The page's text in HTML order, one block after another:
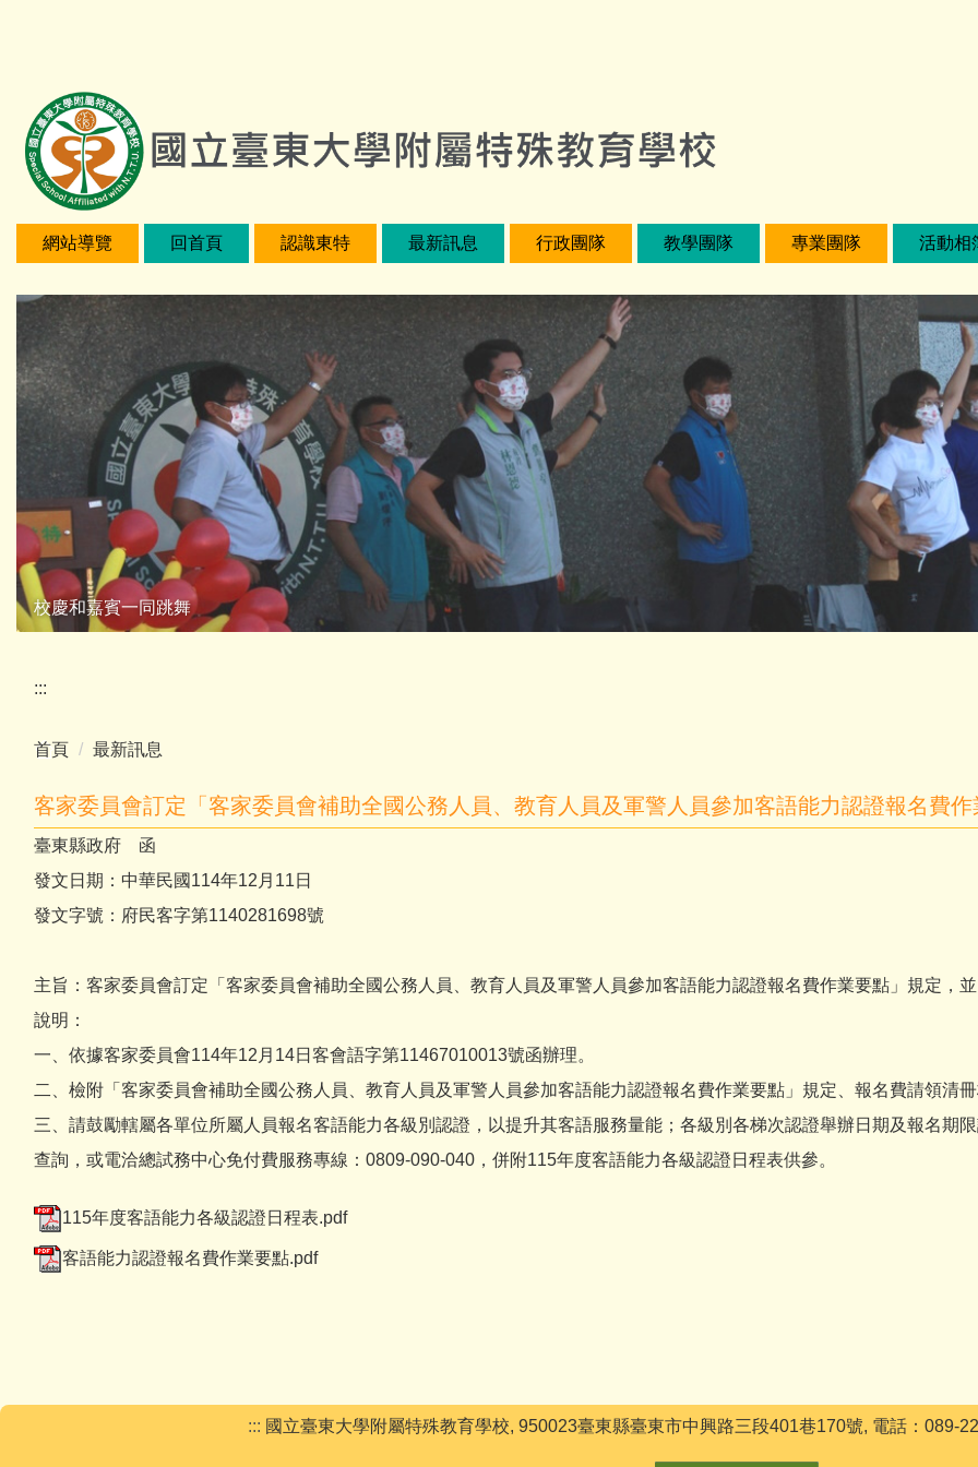
容
網站導覽 回首頁 認識東特 最新訊息 行政團隊 教學團隊 專業團隊 活動相
校慶和嘉賓一同跳舞
:::
首頁 最新訊息
客家委員會訂定「客家委員會補助全國公務人員、教育人員及軍警人員參加客語能力認證報名費
臺東縣政府 函
發文日期：中華民國114年12月11日
發文字號：府民客字第1140281698號
主旨：客家委員會訂定「客家委員會補助全國公務人員、教育人員及軍警人員參加客語能力認證報名費作業要點」規定，
說明：
一、依據客家委員會114年12月14日客會語字第11467010013號函辦理。
二、檢附「客家委員會補助全國公務人員、教育人員及軍警人員參加客語能力認證報名費作業要點」規定、報名費請領清
三、請鼓勵轄屬各單位所屬人員報名客語能力各級別認證，以提升其客語服務量能；各級別各梯次認證舉辦日期及報名期
查詢，或電洽總試務中心免付費服務專線：0809-090-040，併附115年度客語能力各級認證日程表供參。
115年度客語能力各級認證日程表.pdf
客語能力認證報名費作業要點.pdf
::: 國立臺東大學附屬特殊教育學校, 950023臺東縣臺東市中興路三段401巷170號, 電話：089-